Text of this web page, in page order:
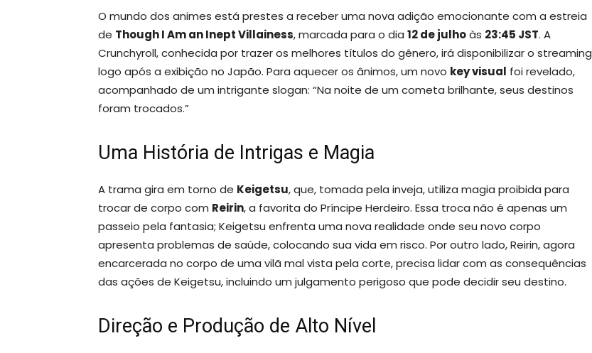
O mundo dos animes está prestes a receber uma nova adição emocionante com a estreia
de Though I Am an Inept Villainess, marcada para o dia 12 de julhoàs 23:45 JST. A
Crunchyroll, conhecida por trazer os melhores títulos do gênero, irá disponibilizar o streaming
logo após a exibição no Japão. Para aquecer os ânimos, um novo key visual foi revelado,
acompanhado de um intrigante slogan: “Na noite de um cometa brilhante, seus destinos
foram trocados.”
Uma História de Intrigas e Magia
A trama gira em torno de Keigetsu, que, tomada pela inveja, utiliza magia proibida para
trocar de corpo com Reirin, a favorita do Príncipe Herdeiro. Essa troca não é apenas um
passeio pela fantasia; Keigetsu enfrenta uma nova realidade onde seu novo corpo
apresenta problemas de saúde, colocando sua vida em risco. Por outro lado, Reirin, agora
encarcerada no corpo de uma vilã mal vista pela corte, precisa lidar com as consequências
das ações de Keigetsu, incluindo um julgamento perigoso que pode decidir seu destino.
Direção e Produção de Alto Nível